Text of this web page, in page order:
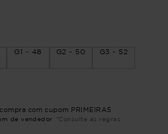
G1 - 48 G2 - 50 G3 - 52
com cupom PRIMEIRA5
de vendedor *Consulte as regras